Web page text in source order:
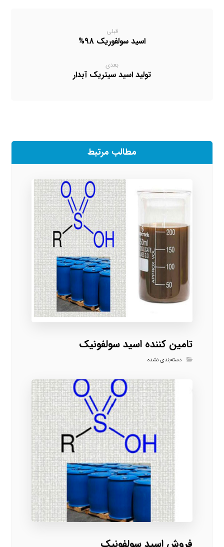
قبلی
اسید سولفوریک 98%
بعدی
تولید اسید سیتریک آبدار
مطالب مرتبط
تامین کننده اسید سولفونیک
دسته‌بندی نشده
فروش اسید سولفونیک